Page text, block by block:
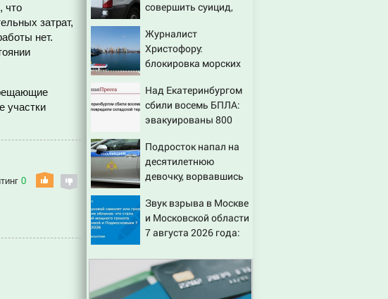
что
затрат,
нет.
участки
0
совершить суицид,
оперативные службы
Журналист
Христофору:
блокировка морских
для Украины
Над Екатеринбургом
сбили восемь БПЛА:
эвакуированы 800
Wildberries
Подросток напал на
десятилетнюю
девочку, ворвавшись
Звук взрыва в Москве
и Московской области
7 августа 2026 года:
откуда был громкий
хлопок